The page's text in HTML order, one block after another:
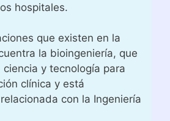
hospitales.
que existen en la
la bioingeniería, que
y tecnología para
clínica y está
con la Ingeniería